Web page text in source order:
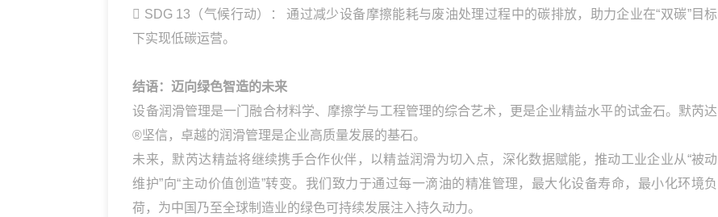
 SDG 13（气候行动）： 通过减少设备摩擦能耗与废油处理过程中的碳排放，助力企业在“双碳”目标
下实现低碳运营。
结语：迈向绿色智造的未来
设备润滑管理是一门融合材料学、摩擦学与工程管理的综合艺术，更是企业精益水平的试金石。默芮达
®坚信，卓越的润滑管理是企业高质量发展的基石。
未来，默芮达精益将继续携手合作伙伴，以精益润滑为切入点，深化数据赋能，推动工业企业从“被动
维护”向“主动价值创造”转变。我们致力于通过每一滴油的精准管理，最大化设备寿命，最小化环境负
荷，为中国乃至全球制造业的绿色可持续发展注入持久动力。